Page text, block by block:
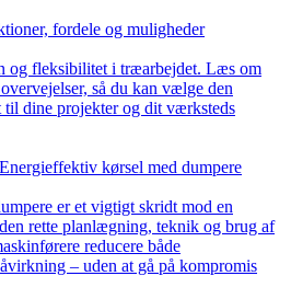
fordele og muligheder
og fleksibilitet i træarbejdet. Læs om
så du kan vælge den
til dine projekter og dit værksteds
kørsel med dumpere
er et vigtigt skridt mod en
rette planlægning, teknik og brug af
reducere både
– uden at gå på kompromis